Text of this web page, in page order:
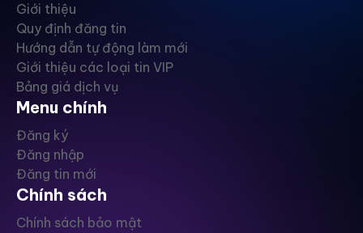
Giới thiệu
Quy định đăng tin
Hướng dẫn tự động làm mới
Giới thiệu các loại tin VIP
Bảng giá dịch vụ
Menu chính
Đăng ký
Đăng nhập
Đăng tin mới
Chính sách
Chính sách bảo mật